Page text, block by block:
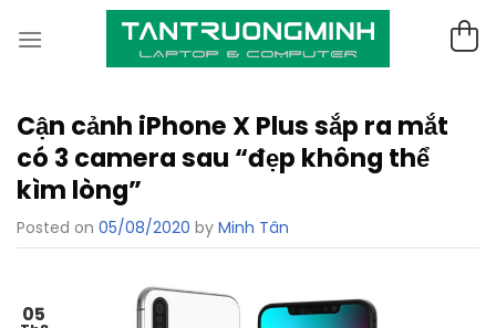
Cận cảnh iPhone X Plus sắp ra mắt
có 3 camera sau “đẹp không thể
kìm lòng”
Posted on 05/08/2020 by Minh Tân
05